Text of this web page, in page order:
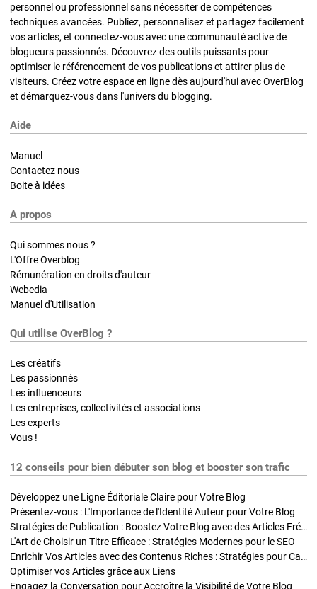
personnel ou professionnel sans nécessiter de compétences
techniques avancées. Publiez, personnalisez et partagez facilement
vos articles, et connectez-vous avec une communauté active de
blogueurs passionnés. Découvrez des outils puissants pour
optimiser le référencement de vos publications et attirer plus de
visiteurs. Créez votre espace en ligne dès aujourd'hui avec OverBlog
et démarquez-vous dans l'univers du blogging.
Aide
Manuel
Contactez nous
Boite à idées
A propos
Qui sommes nous ?
L'Offre Overblog
Rémunération en droits d'auteur
Webedia
Manuel d'Utilisation
Qui utilise OverBlog ?
Les créatifs
Les passionnés
Les influenceurs
Les entreprises, collectivités et associations
Les experts
Vous !
12 conseils pour bien débuter son blog et booster son trafic
Développez une Ligne Éditoriale Claire pour Votre Blog
Présentez-vous : L'Importance de l'Identité Auteur pour Votre Blog
Stratégies de Publication : Boostez Votre Blog avec des Articles Fréquents et Exclusifs
L'Art de Choisir un Titre Efficace : Stratégies Modernes pour le SEO
Enrichir Vos Articles avec des Contenus Riches : Stratégies pour Captiver et Optimiser
Optimiser vos Articles grâce aux Liens
Engagez la Conversation pour Accroître la Visibilité de Votre Blog